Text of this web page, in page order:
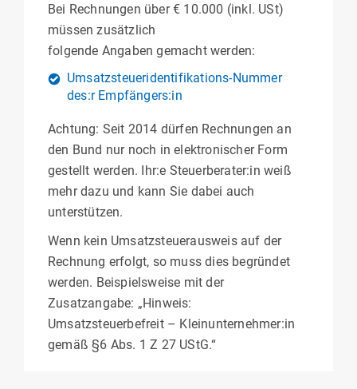
Bei Rechnungen über € 10.000 (inkl. USt)
müssen zusätzlich
folgende Angaben gemacht werden:
Umsatzsteueridentifikations-Nummer
des:r Empfängers:in
Achtung: Seit 2014 dürfen Rechnungen an
den Bund nur noch in elektronischer Form
gestellt werden. Ihr:e Steuerberater:in weiß
mehr dazu und kann Sie dabei auch
unterstützen.
Wenn kein Umsatzsteuerausweis auf der
Rechnung erfolgt, so muss dies begründet
werden. Beispielsweise mit der
Zusatzangabe: „Hinweis:
Umsatzsteuerbefreit – Kleinunternehmer:in
gemäß §6 Abs. 1 Z 27 UStG.“